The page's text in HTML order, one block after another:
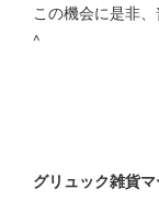
この機会に是非
^
グリュック雑貨